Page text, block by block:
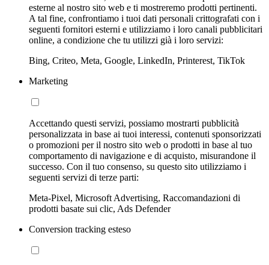
esterne al nostro sito web e ti mostreremo prodotti pertinenti.
A tal fine, confrontiamo i tuoi dati personali crittografati con i
seguenti fornitori esterni e utilizziamo i loro canali pubblicitari
online, a condizione che tu utilizzi già i loro servizi:
Bing, Criteo, Meta, Google, LinkedIn, Printerest, TikTok
Marketing
Accettando questi servizi, possiamo mostrarti pubblicità
personalizzata in base ai tuoi interessi, contenuti sponsorizzati
o promozioni per il nostro sito web o prodotti in base al tuo
comportamento di navigazione e di acquisto, misurandone il
successo. Con il tuo consenso, su questo sito utilizziamo i
seguenti servizi di terze parti:
Meta-Pixel, Microsoft Advertising, Raccomandazioni di
prodotti basate sui clic, Ads Defender
Conversion tracking esteso